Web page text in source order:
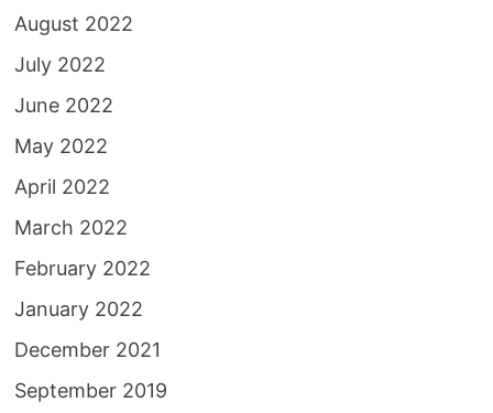
August 2022
July 2022
June 2022
May 2022
April 2022
March 2022
February 2022
January 2022
December 2021
September 2019